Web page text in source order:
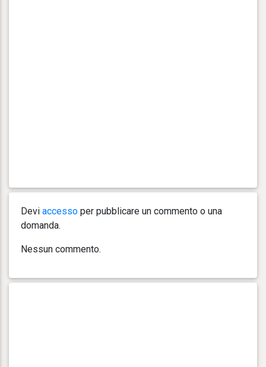
Devi accesso per pubblicare un commento o una
domanda.
Nessun commento.